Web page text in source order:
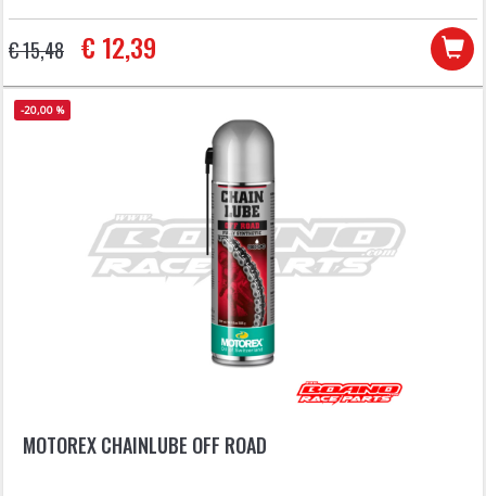
€ 15,48 € 12,39
-20,00 %
MOTOREX CHAINLUBE OFF ROAD